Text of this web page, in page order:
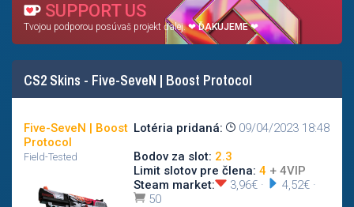
SUPPORT US
Tvojou podporou posúvaš projekt ďalej. ❤ĎAKUJEME❤
CS2 Skins - Five-SeveN | Boost Protocol
Five-SeveN | Boost
Protocol
Field-Tested
Lotéria pridaná:
09/04/2023 18:48
Bodov za slot: 2.3
Limit slotov pre člena: 4 + 4VIP
Steam market:
3,96€ · 4,52€ ·
50